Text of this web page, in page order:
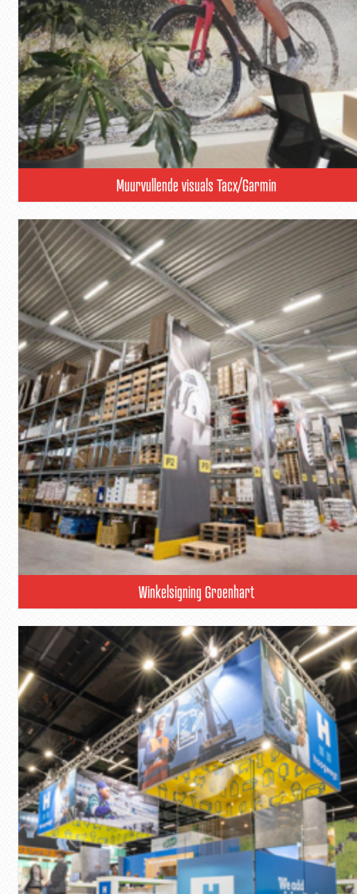
Muurvullende visuals Tacx/Garmin
Winkelsigning Groenhart